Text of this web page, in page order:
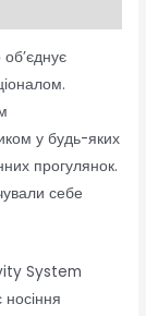
у будь-яких
прогулянок.
себе
System
носіння